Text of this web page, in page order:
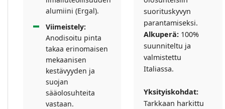
alumiini (Ergal).
Viimeistely:
Anodisoitu pinta
takaa erinomaisen
mekaanisen
kestävyyden ja
suojan
sääolosuhteita
vastaan.
suorituskyvyn
parantamiseksi.
Alkuperä: 100%
suunniteltu ja
valmistettu
Italiassa.
Yksityiskohdat:
Tarkkaan harkittu